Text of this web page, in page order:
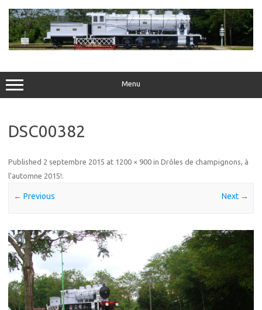
content
Menu
DSC00382
Published 2 septembre 2015 at 1200 × 900 in Drôles de champignons, à
l’automne 2015!
← Previous Next →